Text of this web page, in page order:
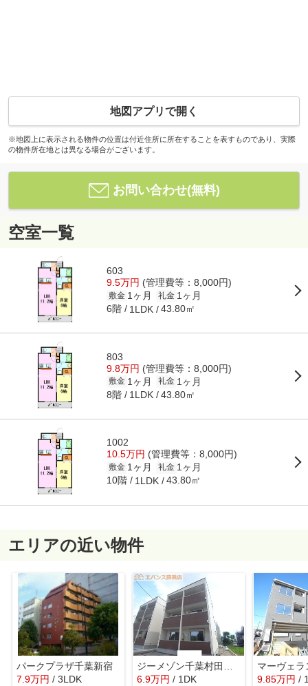
地図アプリで開く
※地図上に表示される物件の位置は付近住所に所在することを表すものであり、実際
の物件所在地とは異なる場合がございます。
お問い合わせ(無料)
空室一覧
603
9.5万円 (管理費等：8,000円)
敷金 1ヶ月 礼金 1ヶ月
6階 1LDK 43.80㎡
803
9.8万円 (管理費等：8,000円)
敷金 1ヶ月 礼金 1ヶ月
8階 1LDK 43.80㎡
1002
10.5万円 (管理費等：8,000円)
敷金 1ヶ月 礼金 1ヶ月
10階 1LDK 43.80㎡
エリアの近い物件
パークプラザ千葉新宿
7.9万円 / 3LDK
6.9万円 / 1DK
マーヴェ
9.85万円 /